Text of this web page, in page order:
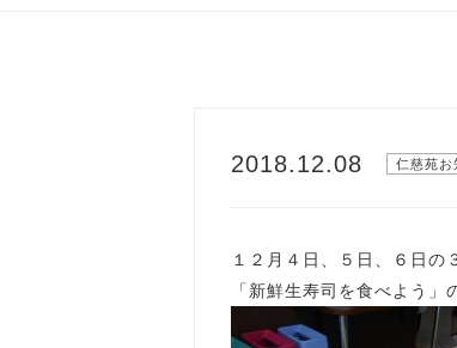
2018.12.08 仁慈苑お
１２月４日、５日、６日の
「新鮮生寿司を食べよう」